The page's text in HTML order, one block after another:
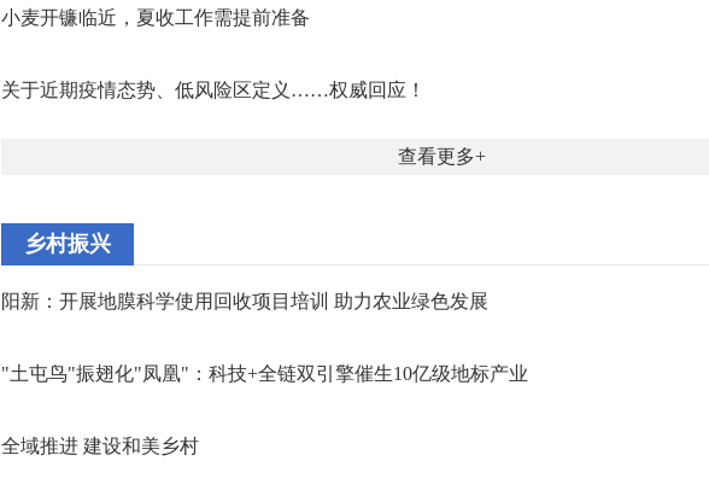
小麦开镰临近，夏收工作需提前准备
关于近期疫情态势、低风险区定义……权威回应！
查看更多
乡村振兴
阳新：开展地膜科学使用回收项目培训 助力农业绿色发展
"土屯鸟"振翅化"凤凰"：科技+全链双引擎催生10亿级地标产业
全域推进 建设和美乡村